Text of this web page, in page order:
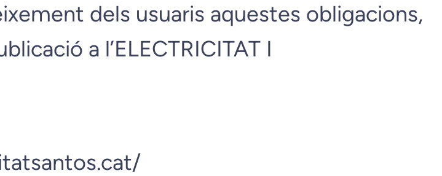
dels usuaris aquestes obligacions,
a l’ELECTRICITAT I